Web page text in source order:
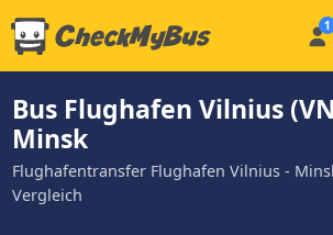
Bus Flughafen Vilnius
Minsk
Flughafentransfer Flughafen Vilnius -
Vergleich